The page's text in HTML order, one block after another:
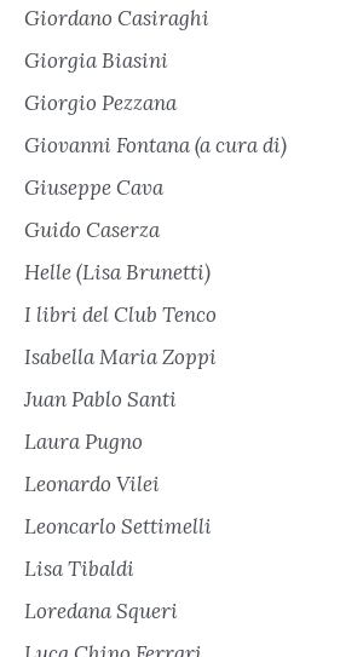
Giordano Casiraghi
Giorgia Biasini
Giorgio Pezzana
Giovanni Fontana (a cura di)
Giuseppe Cava
Guido Caserza
Helle (Lisa Brunetti)
I libri del Club Tenco
Isabella Maria Zoppi
Juan Pablo Santi
Laura Pugno
Leonardo Vilei
Leoncarlo Settimelli
Lisa Tibaldi
Loredana Squeri